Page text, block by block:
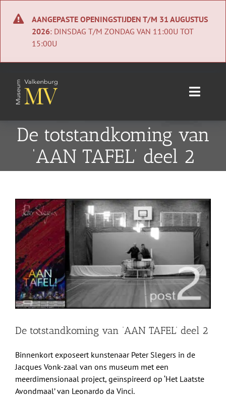
naar
AANGEPASTE OPENINGSTIJDEN T/M 31 AUGUSTUS
2026: DINSDAG T/M ZONDAG VAN 11:00U TOT
15:00U
Toggle
Home
Nieuws
Collectie
Shop
Over Ons
BEZOEK
De totstandkoming van
‘AAN TAFEL’ deel 2
Bekijk
grotere
afbeelding
De totstandkoming van ‘AAN TAFEL’ deel 2
Binnenkort exposeert kunstenaar Peter Slegers in de
Jacques Vonk-zaal van ons museum met een
meerdimensionaal project, geïnspireerd op ‘Het Laatste
Avondmaal’ van Leonardo da Vinci.